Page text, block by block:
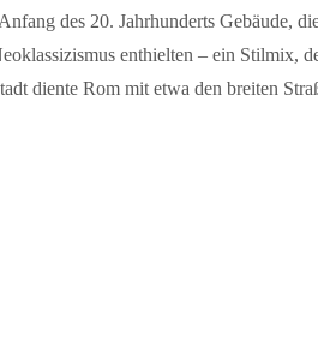
des 20. Jahrhunderts Gebäude,
enthielten – ein Stilmix,
diente Rom mit etwa den breiten